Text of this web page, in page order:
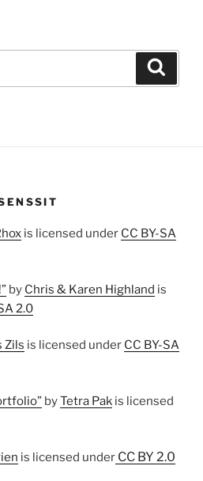
is licensed under CC BY-SA
by Chris & Karen Highland is
2.0
Zils is licensed under CC BY-SA
byTetra Pak is licensed
is licensed under CC BY 2.0